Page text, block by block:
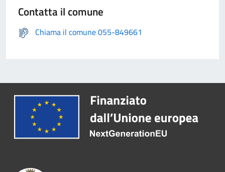
Contatta il comune
Chiama il comune 055-849661